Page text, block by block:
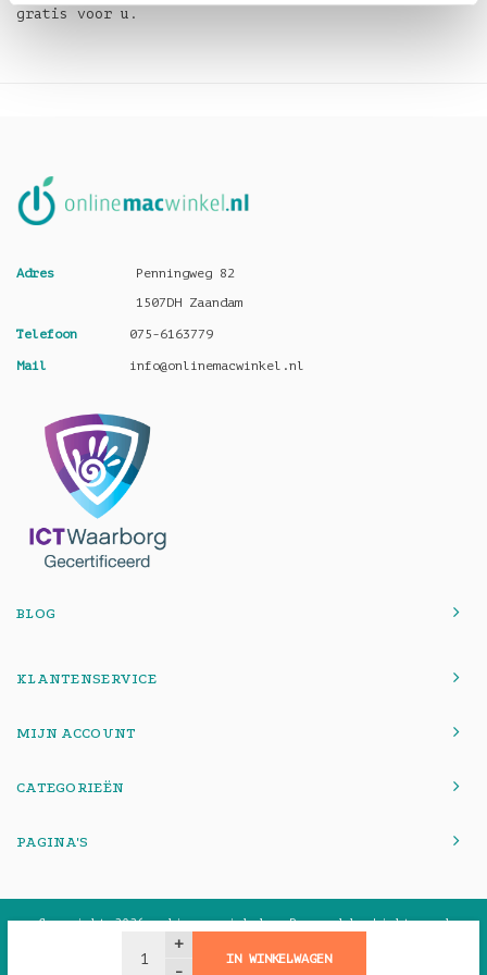
+
-
IN WINKELWAGEN
gratis voor u.
Adres
Penningweg 82
1507DH Zaandam
Telefoon 075-6163779
Mail info@onlinemacwinkel.nl
BLOG
KLANTENSERVICE
MIJN ACCOUNT
CATEGORIEËN
PAGINA'S
© Copyright 2026 onlinemacwinkel - Powered byLightspeed-
Theme by